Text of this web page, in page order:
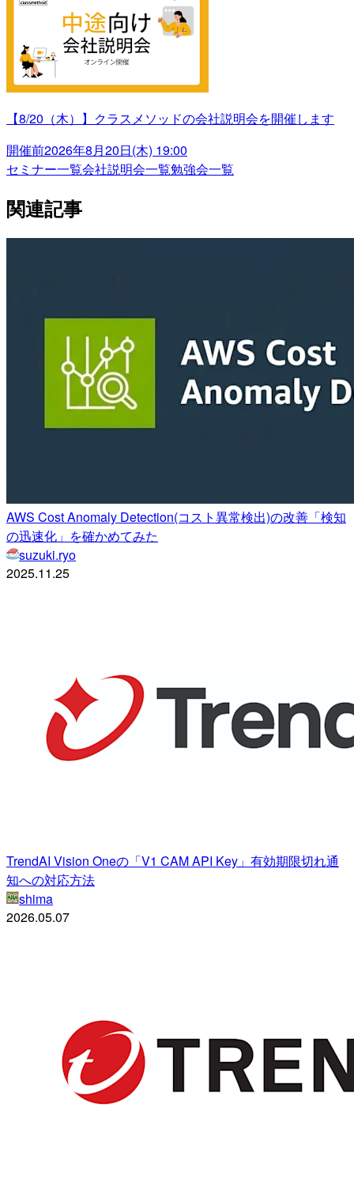
【8/20（木）】クラスメソッドの会社説明会を開催します
開催前2026年8月20日(木) 19:00
セミナー一覧会社説明会一覧勉強会一覧
関連記事
AWS Cost Anomaly Detection(コスト異常検出)の改善「検知
の迅速化」を確かめてみた
suzuki.ryo
2025.11.25
TrendAI Vision Oneの「V1 CAM API Key」有効期限切れ通
知への対応方法
shima
2026.05.07